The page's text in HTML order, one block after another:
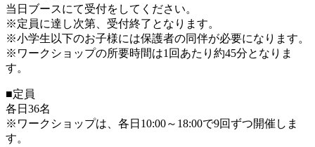
当日ブースにて受付をしてください。
※定員に達し次第、受付終了となります。
※小学生以下のお子様には保護者の同伴が必要になります。
※ワークショップの所要時間は1回あたり約45分となりま
す。
■定員
各日36名
※ワークショップは、各日10:00～18:00で9回ずつ開催しま
す。